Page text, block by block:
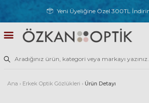
Yeni Üyeliğine Özel 300TL
Ana › Erkek Optik Gözlükleri › Ürün Detayı